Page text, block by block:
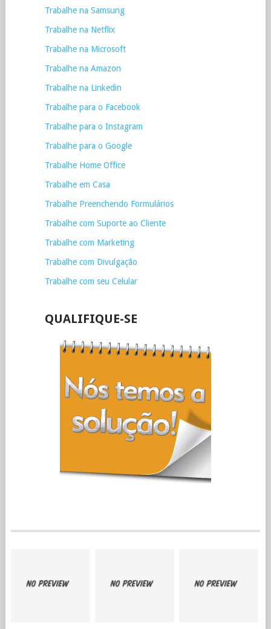
Trabalhe na Samsung
Trabalhe na Netflix
Trabalhe na Microsoft
Trabalhe na Amazon
Trabalhe na Linkedin
Trabalhe para o Facebook
Trabalhe para o Instagram
Trabalhe para o Google
Trabalhe Home Office
Trabalhe em Casa
Trabalhe Preenchendo Formulários
Trabalhe com Suporte ao Cliente
Trabalhe com Marketing
Trabalhe com Divulgação
Trabalhe com seu Celular
QUALIFIQUE-SE